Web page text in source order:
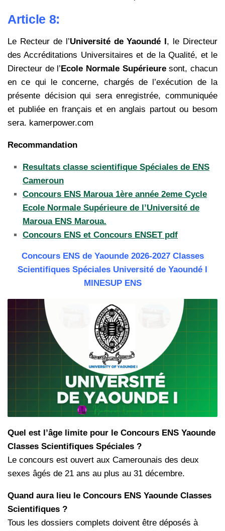
Article 8:
Le Recteur de l’Université de Yaoundé I, le Directeur
des Accréditations Universitaires et de la Qualité, et le
Directeur de l’Ecole Normale Supérieuresont, chacun
ence qui le concerne, chargés de l’exécution de la
présente décision qui sera enregistrée, communiquée
et publiée en français et en anglais partout ou besom
sera. kamerpower.com
Recommandation
Resultats classe scientifique Spéciales de ENS
Cameroun
Concours ENS Maroua 1ère année 2eme Cycle
Ecole Normale Supérieure de l’Université de
Maroua ENS Maroua.
Concours ENS et Concours ENSET pdf
Concours ENS de Yaounde 2026-2027 Classes
Scientifiques Spéciales Université de Yaoundé I
MINESUP ENS
Quel est l’âge limite pour le Concours ENS Yaounde
Classes Scientifiques Spéciales ?
Le concours est ouvert aux Camerounais des deux
sexes âgés de 21 ans au plus au 31 décembre.
Quand aura lieu le Concours ENS Yaounde Classes
Scientifiques ?
Tous les dossiers complets doivent être déposés à